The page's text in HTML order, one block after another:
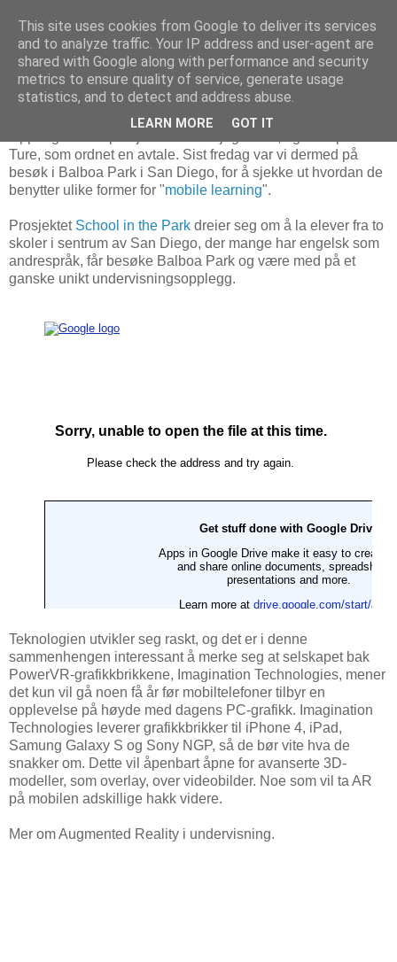
28. februar 2011
Augmented Reality i undervisning
Ture, som ordnet en avtale. Sist fredag var vi dermed på
besøk i Balboa Park i San Diego, for å sjekke ut hvordan de
benytter ulike former for "mobile learning".
Prosjektet School in the Park dreier seg om å la elever fra to
skoler i sentrum av San Diego, der mange har engelsk som
andrespråk, får besøke Balboa Park og være med på et
ganske unikt undervisningsopplegg.
Teknologien utvikler seg raskt, og det er i denne
sammenhengen interessant å merke seg at selskapet bak
PowerVR-grafikkbrikkene, Imagination Technologies, mener
det kun vil gå noen få år før mobiltelefoner tilbyr en
opplevelse på høyde med dagens PC-grafikk. Imagination
Technologies leverer grafikkbrikker til iPhone 4, iPad,
Samung Galaxy S og Sony NGP, så de bør vite hva de
snakker om. Dette vil åpenbart åpne for avanserte 3D-
modeller, som overlay, over videobilder. Noe som vil ta AR
på mobilen adskillige hakk videre.
Mer om Augmented Reality i undervisning.
This site uses cookies from Google to deliver its services
and to analyze traffic. Your IP address and user-agent are
shared with Google along with performance and security
metrics to ensure quality of service, generate usage
statistics, and to detect and address abuse.
LEARN MORE GOT IT